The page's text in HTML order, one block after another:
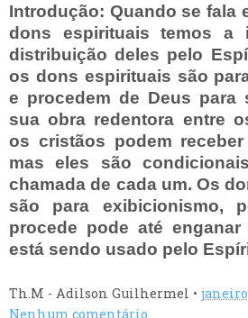
Introdução: Quando se fala
dons espirituais temos a
distribuição deles pelo
os dons espirituais são
e procedem de Deus para
sua obra redentora entre
os cristãos podem
mas eles são
chamada de cada um. Os
são para exibicionismo,
procede pode até
está sendo usado pelo
Th.M - Adilson Guilhermel • janeiro
Nenhum comentário